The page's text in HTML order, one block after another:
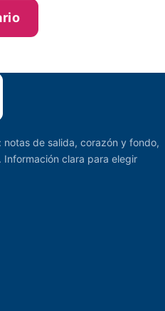
de salida, corazón y fondo,
clara para elegir